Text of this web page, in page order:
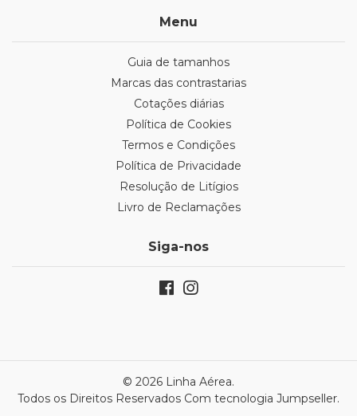
Menu
Guia de tamanhos
Marcas das contrastarias
Cotações diárias
Política de Cookies
Termos e Condições
Política de Privacidade
Resolução de Litígios
Livro de Reclamações
Siga-nos
© 2026 Linha Aérea.
Todos os Direitos Reservados Com tecnologia Jumpseller.